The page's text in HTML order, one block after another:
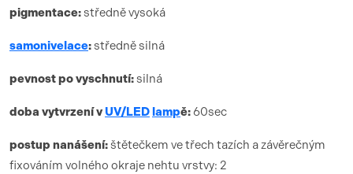
pigmentace:středně vysoká
samonivelace:středně silná
pevnost po vyschnutí:silná
doba vytvrzenív UV/LED lampě:60sec
postup nanášení:štětečkem ve třech tazích a závěrečným
fixováním volného okraje nehtu vrstvy: 2